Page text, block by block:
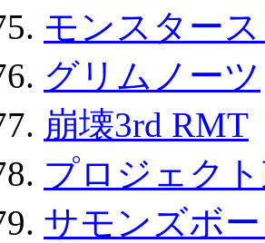
モンスター
グリムノーツ
崩壊3rd RMT
プロジェク
サモンズボ